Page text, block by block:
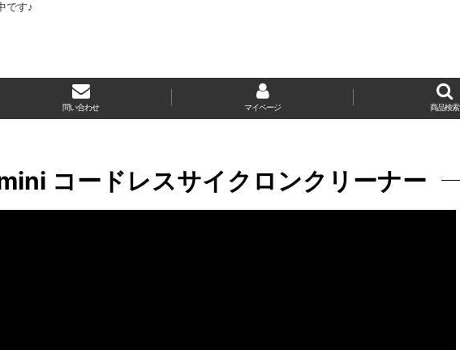
です♪
問い合わせ マイページ 商品検索
コードレスサイクロンクリーナー